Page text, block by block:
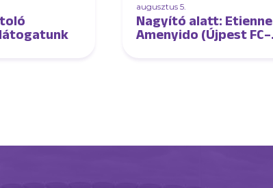
augusztus 5.
Nagyító alatt: Etienne
Amenyido (Újpest FC–